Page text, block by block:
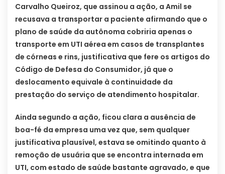
Carvalho Queiroz, que assinou a ação, a Amil se
recusava a transportar a paciente afirmando que o
plano de saúde da autônoma cobriria apenas o
transporte em UTI aérea em casos de transplantes
de córneas e rins, justificativa que fere os artigos do
Código de Defesa do Consumidor, já que o
deslocamento equivale à continuidade da
prestação do serviço de atendimento hospitalar.
Ainda segundo a ação, ficou clara a ausência de
boa-fé da empresa uma vez que, sem qualquer
justificativa plausível, estava se omitindo quanto à
remoção de usuária que se encontra internada em
UTI, com estado de saúde bastante agravado, e que